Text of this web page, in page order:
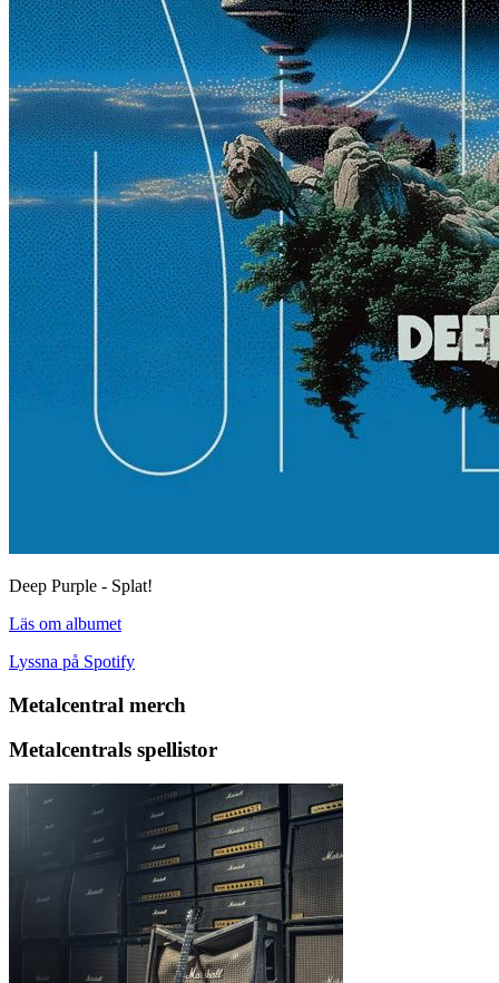
Deep Purple - Splat!
Läs om albumet
Lyssna på Spotify
Metalcentral merch
Metalcentrals spellistor